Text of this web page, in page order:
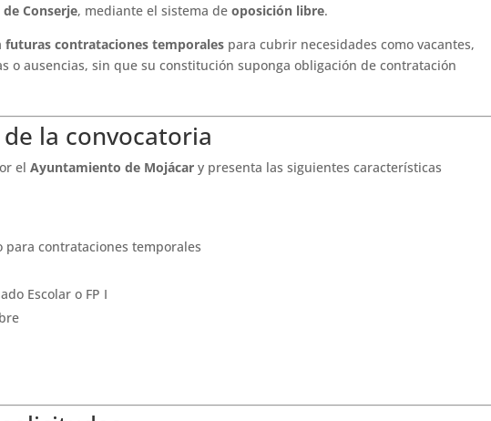
Conserje, mediante el sistema de oposición libre.
futuras contrataciones temporalespara cubrir necesidades como vacantes,
o ausencias, sin que su constitución suponga obligación de contratación
la convocatoria
el Ayuntamiento de Mojácary presenta las siguientes características
para contrataciones temporales
Escolar o FP I